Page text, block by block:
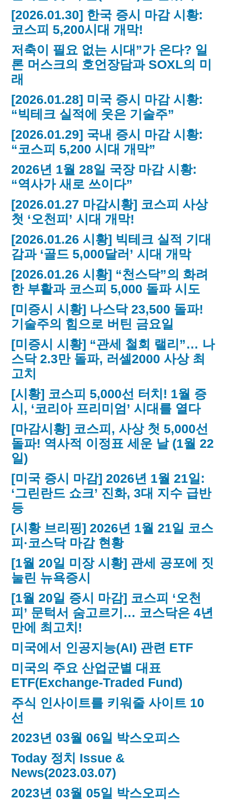
[2026.01.30] 한국 증시 마감 시황:
코스피 5,200시대 개막!
저축이 필요 없는 시대”가 온다? 일
론 머스크의 호언장담과 SOXL의 미
래
[2026.01.28] 미국 증시 마감 시황:
“빅테크 실적에 웃은 기술주”
[2026.01.29] 국내 증시 마감 시황:
“코스피 5,200 시대 개막”
2026년 1월 28일 국장 마감 시황:
“역사가 새로 쓰이다”
[2026.01.27 마감시황] 코스피 사상
첫 ‘오천피’ 시대 개막!
[2026.01.26 시황] 빅테크 실적 기대
감과 ‘골드 5,000달러’ 시대 개막
[2026.01.26 시황] “천스닥”의 화려
한 부활과 코스피 5,000 돌파 시도
[미증시 시황] 나스닥 23,500 돌파!
기술주의 힘으로 버틴 금요일
[미증시 시황] “관세 철회 랠리”… 나
스닥 2.3만 돌파, 러셀2000 사상 최
고치
[시황] 코스피 5,000선 터치! 1월 증
시, ‘코리아 프리미엄’ 시대를 열다
[마감시황] 코스피, 사상 첫 5,000선
돌파! 역사적 이정표 세운 날 (1월 22
일)
[미국 증시 마감] 2026년 1월 21일:
‘그린란드 쇼크’ 진화, 3대 지수 급반
등
[시황 브리핑] 2026년 1월 21일 코스
피·코스닥 마감 현황
[1월 20일 미장 시황] 관세 공포에 짓
눌린 뉴욕증시
[1월 20일 증시 마감] 코스피 ‘오천
피’ 문턱서 숨고르기… 코스닥은 4년
만에 최고치!
미국에서 인공지능(AI) 관련 ETF
미국의 주요 산업군별 대표
ETF(Exchange-Traded Fund)
주식 인사이트를 키워줄 사이트 10
선
2023년 03월 06일 박스오피스
Today 정치 Issue &
News(2023.03.07)
2023년 03월 05일 박스오피스